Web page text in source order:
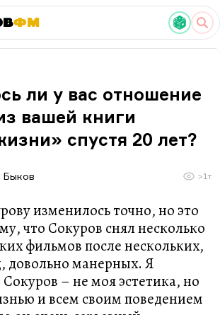
ФМ
ли у вас отношение
вашей книги
спустя 20 лет?
Быков >1т
изменилось точно, но это
что Сокуров снял несколько
фильмов после нескольких,
довольно манерных. Я
– не моя эстетика, но
и всем своим поведением